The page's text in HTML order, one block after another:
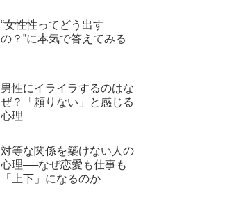
“女性性ってどう出す
の？”に本気で答えてみる
男性にイライラするのはな
ぜ？「頼りない」と感じる
心理
対等な関係を築けない人の
心理──なぜ恋愛も仕事も
「上下」になるのか